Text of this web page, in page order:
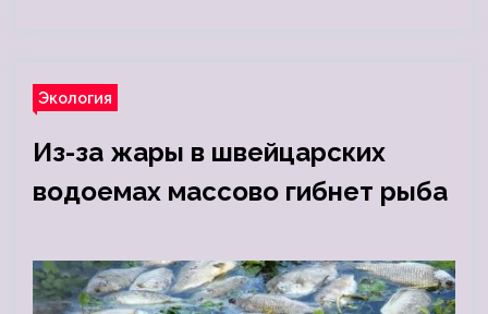
Экология
Из-за жары в швейцарских
водоемах массово гибнет рыба